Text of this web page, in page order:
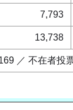
7,793
13,738
／ 不在者投